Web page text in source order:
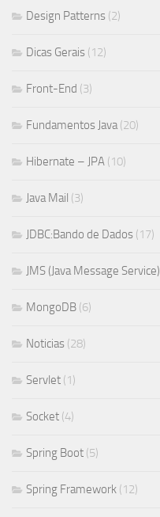
Design Patterns (2)
Dicas Gerais (12)
Front-End (3)
Fundamentos Java(20)
Hibernate – JPA (10)
Java Mail (3)
JDBC:Bando de Dados (17)
JMS (Java Message Service)
MongoDB (6)
Noticias (28)
Servlet (1)
Socket (4)
Spring Boot (5)
Spring Framework (12)